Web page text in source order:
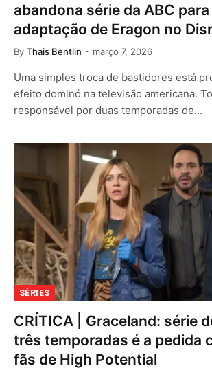
abandona série da ABC
adaptação de Eragon no
By Thais Bentlin março 7, 2026
Uma simples troca de bastidores está
efeito dominó na televisão americana.
responsável por duas temporadas de…
SÉRIES
CRÍTICA | Graceland: série
três temporadas é a pedida
fãs de High Potential